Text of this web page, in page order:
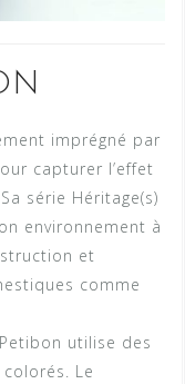
imprégné par
capturer l’effet
série Héritage(s)
environnement à
et
comme
utilise des
Le